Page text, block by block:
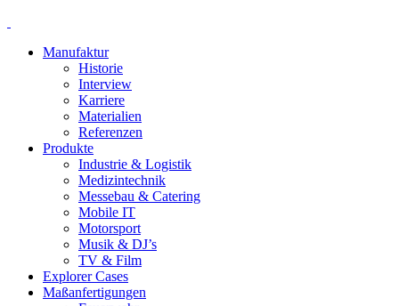
Manufaktur
Historie
Interview
Karriere
Materialien
Referenzen
Produkte
Industrie & Logistik
Medizintechnik
Messebau & Catering
Mobile IT
Motorsport
Musik & DJ’s
TV & Film
Explorer Cases
Maßanfertigungen